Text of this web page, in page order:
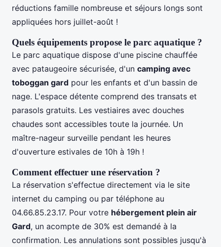
réductions famille nombreuse et séjours longs sont
appliquées hors juillet-août !
Quels équipements propose le parc aquatique ?
Le parc aquatique dispose d'une piscine chauffée
avec pataugeoire sécurisée, d'un camping avec
toboggan gard pour les enfants et d'un bassin de
nage. L'espace détente comprend des transats et
parasols gratuits. Les vestiaires avec douches
chaudes sont accessibles toute la journée. Un
maître-nageur surveille pendant les heures
d'ouverture estivales de 10h à 19h !
Comment effectuer une réservation ?
La réservation s'effectue directement via le site
internet du camping ou par téléphone au
04.66.85.23.17. Pour votre hébergement plein air
Gard, un acompte de 30% est demandé à la
confirmation. Les annulations sont possibles jusqu'à